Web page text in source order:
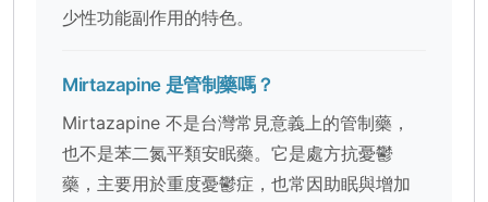
少性功能副作用的特色。
Mirtazapine 是管制藥嗎？
Mirtazapine 不是台灣常見意義上的管制藥，
也不是苯二氮平類安眠藥。它是處方抗憂鬱
藥，主要用於重度憂鬱症，也常因助眠與增加